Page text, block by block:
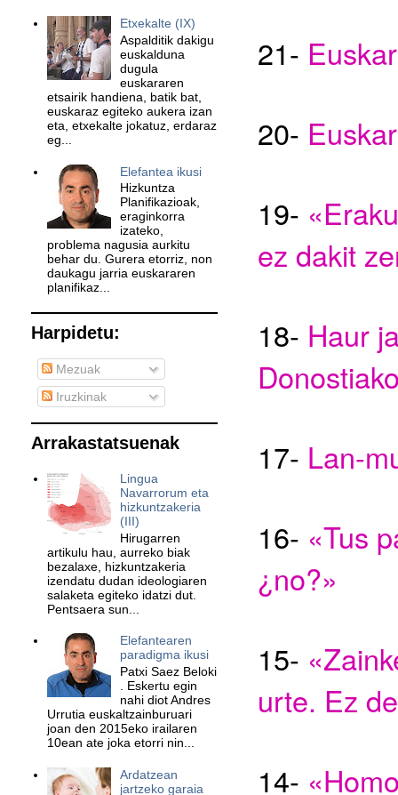
21-
20-
19-
ez dakit
18- Haur
17- Lan-
16- «Tus
¿no?»
15-
urte. Ez
14-
Etxekalte (IX)
Aspalditik dakigu
euskalduna
dugula
euskararen
etsairik handiena, batik bat,
euskaraz egiteko aukera izan
eta, etxekalte jokatuz, erdaraz
eg...
Elefantea ikusi
Hizkuntza
Planifikazioak,
eraginkorra
izateko,
problema nagusia aurkitu
behar du. Gurera etorriz, non
daukagu jarria euskararen
planifikaz...
Harpidetu:
Mezuak
Iruzkinak
Arrakastatsuenak
Lingua
Navarrorum eta
hizkuntzakeria
(III)
Hirugarren
artikulu hau, aurreko biak
bezalaxe, hizkuntzakeria
izendatu dudan ideologiaren
salaketa egiteko idatzi dut.
Pentsaera sun...
Elefantearen
paradigma ikusi
Patxi Saez Beloki
. Eskertu egin
nahi diot Andres
Urrutia euskaltzainburuari
joan den 2015eko irailaren
10ean ate joka etorri nin...
Ardatzean
jartzeko garaia